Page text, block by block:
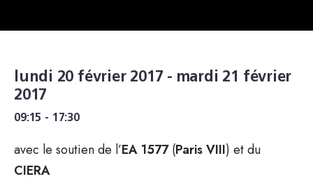
lundi 20 février 2017 - mardi 21 février
2017
09:15 - 17:30
avec le soutien de l’EA 1577(Paris VIII) et du
CIERA